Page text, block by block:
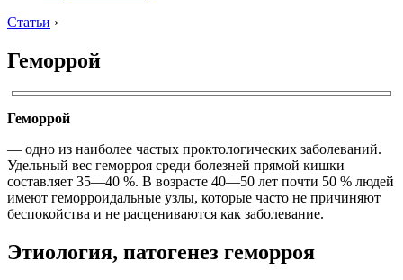
Статьи ›
Геморрой
Геморрой
— одно из наиболее частых проктологических заболеваний.
Удельный вес геморроя среди болезней прямой кишки
составляет 35—40 %. В возрасте 40—50 лет почти 50 % людей
имеют геморроидальные узлы, которые часто не причиняют
беспокойства и не расцениваются как заболевание.
Этиология, патогенез геморроя